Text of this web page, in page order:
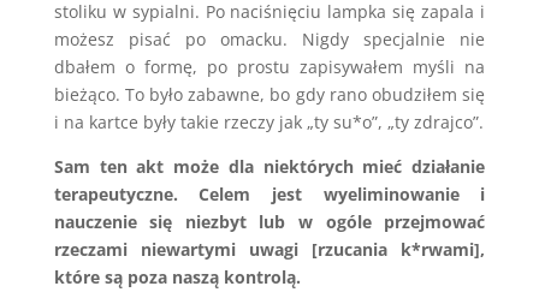
stoliku w sypialni. Po naciśnięciu lampka się zapala i
możesz pisać po omacku. Nigdy specjalnie nie
dbałem o formę, po prostu zapisywałem myśli na
bieżąco. To było zabawne, bo gdy rano obudziłem się
i na kartce były takie rzeczy jak „ty su*o”, „ty zdrajco”.
Sam ten akt może dla niektórych mieć działanie
terapeutyczne. Celem jest wyeliminowanie i
nauczenie się niezbyt lub w ogóle przejmować
rzeczami niewartymi uwagi [rzucania k*rwami],
które są poza naszą kontrolą.